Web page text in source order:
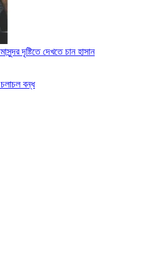
দৃষ্টিতে দেখতে চান হাসান
চলাচল বন্ধ